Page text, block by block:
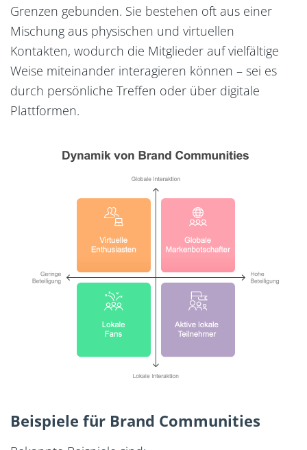
Grenzen gebunden. Sie bestehen oft aus einer
Mischung aus physischen und virtuellen
Kontakten, wodurch die Mitglieder auf vielfältige
Weise miteinander interagieren können – sei es
durch persönliche Treffen oder über digitale
Plattformen.
Beispiele für Brand Communities